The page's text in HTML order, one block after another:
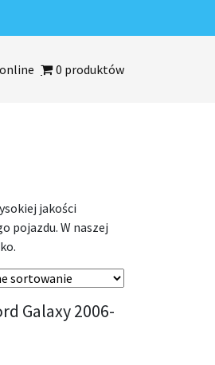
0 produktów
jakości
pojazdu. W naszej
Galaxy 2006-